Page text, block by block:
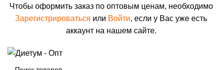
Чтобы оформить заказ по оптовым ценам, необходимо
Зарегистрироваться или Войти, если у Вас уже есть
аккаунт на нашем сайте.